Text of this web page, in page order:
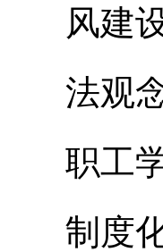
风建
法观
职工
制度